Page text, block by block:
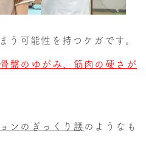
う可能性を持つケガです。
盤のゆがみ、筋肉の硬さが
ンのぎっくり腰のようなも